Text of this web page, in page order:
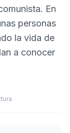
En
personas
la vida de
a conocer